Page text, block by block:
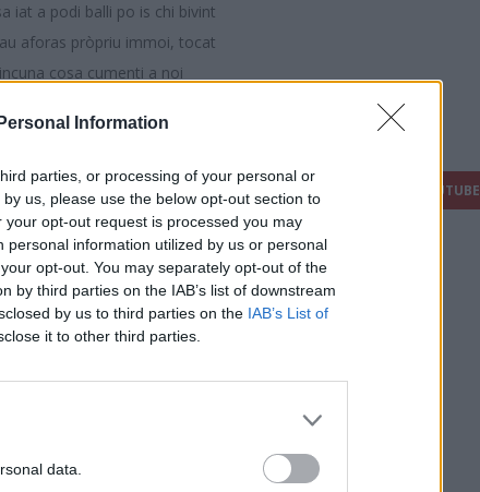
Information
parties, or processing of your personal or
us, please use the below opt-out section to
opt-out request is processed you may
information utilized by us or personal
opt-out. You may separately opt-out of the
by third parties on the IAB’s list of downstream
by us to third parties on the IAB’s List of
it to other third parties.
data.
iat a podi balli po is chi bivint
aforas pròpriu immoi, tocat
cosa cumenti a noi
chi giai parrit una cosa
e mesu de personas a
po su chi pertocat
gei eis a essi bonus
de s'aria, megu a
puru) est sighendi a
de bosatrus tengiat
est pagu ma seguru (nc'est
mancai custu siat unu
e duncas, eia, apu apena
chi mi podint capitai in
FACEBOOK YOUTUBE